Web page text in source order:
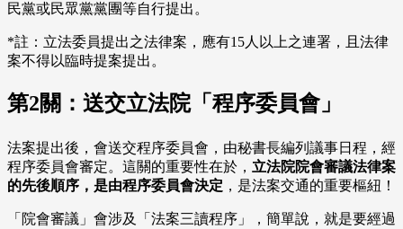
民黨或民眾黨黨團等自行提出。
*註：立法委員提出之法律案，應有15人以上之連署，且法律
案不得以臨時提案提出。
第2關：送交立法院「程序委員會」
法案提出後，會送交程序委員會，由秘書長編列議事日程，經
程序委員會審定。這關的重要性在於， 立法院院會審議法律案
的先後順序，是由程序委員會決定 ，是法案交通的重要樞紐！
「院會審議」會涉及「法案三讀程序」，簡單說，就是要經過